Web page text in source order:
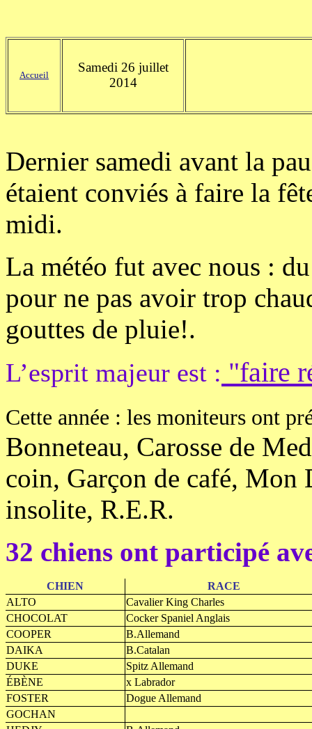
Accueil
Samedi 26 juillet
2014
Dernier samedi avant la
étaient conviés à faire la
midi.
La météo fut avec nous :
pour ne pas avoir trop
gouttes de pluie!.
L’esprit majeur est : "faire
Cette année : les moniteurs ont
Bonneteau, Carosse de
coin, Garçon de café, Mon
insolite, R.E.R.
32 chiens ont participé
CHIEN
RACE
ALTO
Cavalier King Charles
CHOCOLAT
Cocker Spaniel Anglais
COOPER
B.Allemand
DAIKA
B.Catalan
DUKE
Spitz Allemand
ÉBÈNE
x Labrador
FOSTER
Dogue Allemand
GOCHAN